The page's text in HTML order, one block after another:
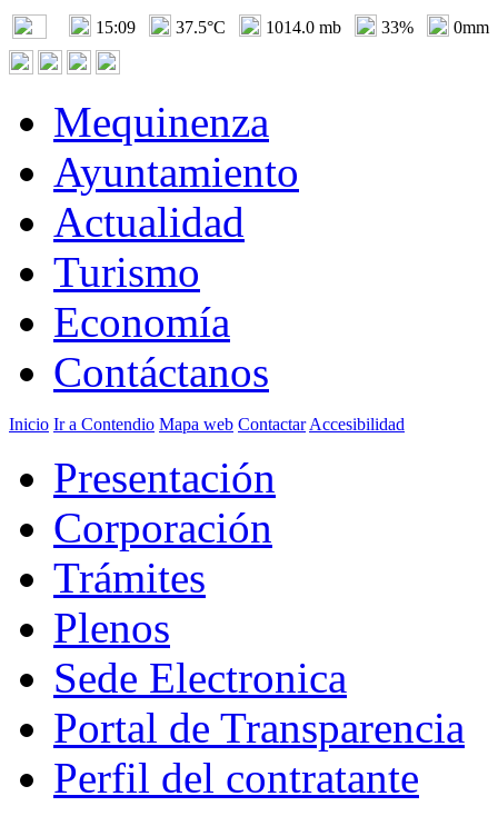
15:09 37.5°C 1014.0 mb 33% 0mm
Mequinenza
Ayuntamiento
Actualidad
Turismo
Economía
Contáctanos
Inicio Ir a Contendio Mapa web Contactar Accesibilidad
Presentación
Corporación
Trámites
Plenos
Sede Electronica
Portal de Transparencia
Perfil del contratante